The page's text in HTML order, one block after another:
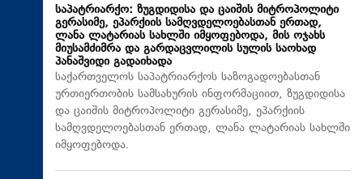
საპატრიარქო: ზუგდიდისა და ცაიშის მიტროპოლიტი
გერასიმე, ეპარქიის სამღვდელოებასთან ერთად,
ლანა ლატარიას სახლში იმყოფებოდა, მის ოჯახს
მიუსამძიმრა და გარდაცვლილის სულის საოხად
პანაშვიდი გადაიხადა
საქართველოს საპატრიარქოს საზოგადოებასთან
ურთიერთობის სამსახურის ინფორმაციით, ზუგდიდისა
და ცაიშის მიტროპოლიტი გერასიმე, ეპარქიის
სამღვდელოებასთან ერთად, ლანა ლატარიას სახლში
იმყოფებოდა.